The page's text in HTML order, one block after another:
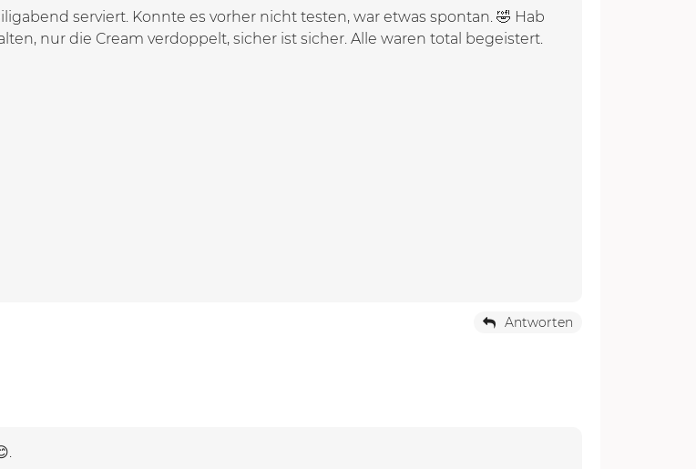
serviert. Konnte es vorher nicht testen, war etwas spontan. 🤣 Hab
nur die Cream verdoppelt, sicher ist sicher. Alle waren total begeistert.
Antworten